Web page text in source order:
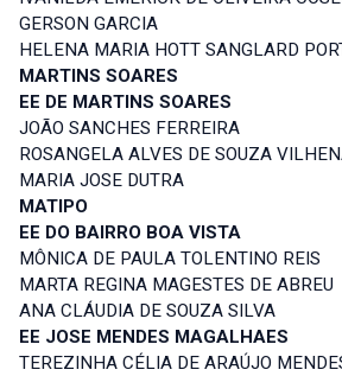
GERSON GARCIA
HELENA MARIA HOTT SANGLARD
MARTINS SOARES
EE DE MARTINS SOARES
JOÃO SANCHES FERREIRA
ROSANGELA ALVES DE SOUZA
MARIA JOSE DUTRA
MATIPO
EE DO BAIRRO BOA VISTA
MÔNICA DE PAULA TOLENTINO REIS
MARTA REGINA MAGESTES DE ABREU
ANA CLÁUDIA DE SOUZA SILVA
EE JOSE MENDES MAGALHAES
TEREZINHA CÉLIA DE ARAÚJO